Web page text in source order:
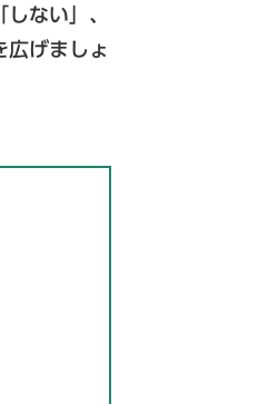
ない」、
広げましょ